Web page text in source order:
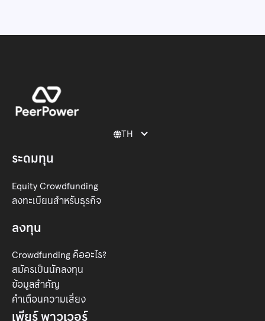
TH
ระดมทุน
Equity Crowdfunding
ลงทะเบียนสำหรับธุรกิจ
ลงทุน
Crowdfunding คืออะไร?
สมัครเป็นนักลงทุน
ข้อมูลสำคัญ
คำเตือนความเสี่ยง
เพียร์ พาวเวอร์